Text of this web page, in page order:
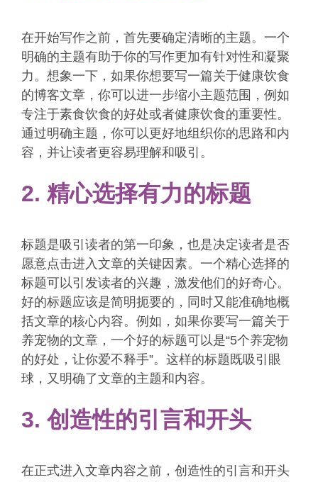
在开始写作之前，首先要确定清晰的主题。一个
明确的主题有助于你的写作更加有针对性和凝聚
力。想象一下，如果你想要写一篇关于健康饮食
的博客文章，你可以进一步缩小主题范围，例如
专注于素食饮食的好处或者健康饮食的重要性。
通过明确主题，你可以更好地组织你的思路和内
容，并让读者更容易理解和吸引。
2. 精心选择有力的标题
标题是吸引读者的第一印象，也是决定读者是否
愿意点击进入文章的关键因素。一个精心选择的
标题可以引发读者的兴趣，激发他们的好奇心。
好的标题应该是简明扼要的，同时又能准确地概
括文章的核心内容。例如，如果你要写一篇关于
养宠物的文章，一个好的标题可以是“5个养宠物
的好处，让你爱不释手”。这样的标题既吸引眼
球，又明确了文章的主题和内容。
3. 创造性的引言和开头
在正式进入文章内容之前，创造性的引言和开头